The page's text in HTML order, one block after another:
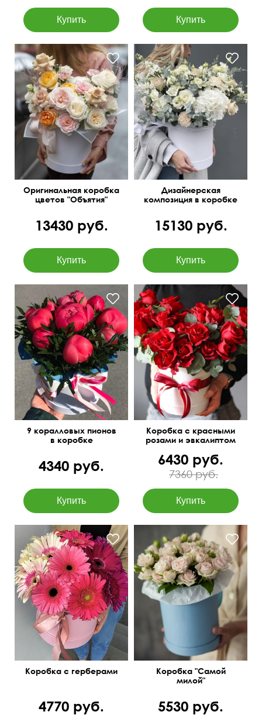
Роза кустовая
пионовидная, диантусы,
эустома, гипсофила,
тишью, перья, оазис.
Оригинальная коробка
цветов "Объятия"
13430 руб.
Эустома, диантусы, розы,
эвкалипт baby blue,
статица
Дизайнерская
композиция в коробке
15130 руб.
9 коралловых пионов
в коробке
4340 руб.
40 см 45 см
Коробка с красными
розами и эвкалиптом
6430 руб.
7360 руб.
от 15 цветков,
количество можно
изменить.
Коробка с герберами
4770 руб.
Оформление тишью
бумагой
Коробка "Самой
милой"
5530 руб.